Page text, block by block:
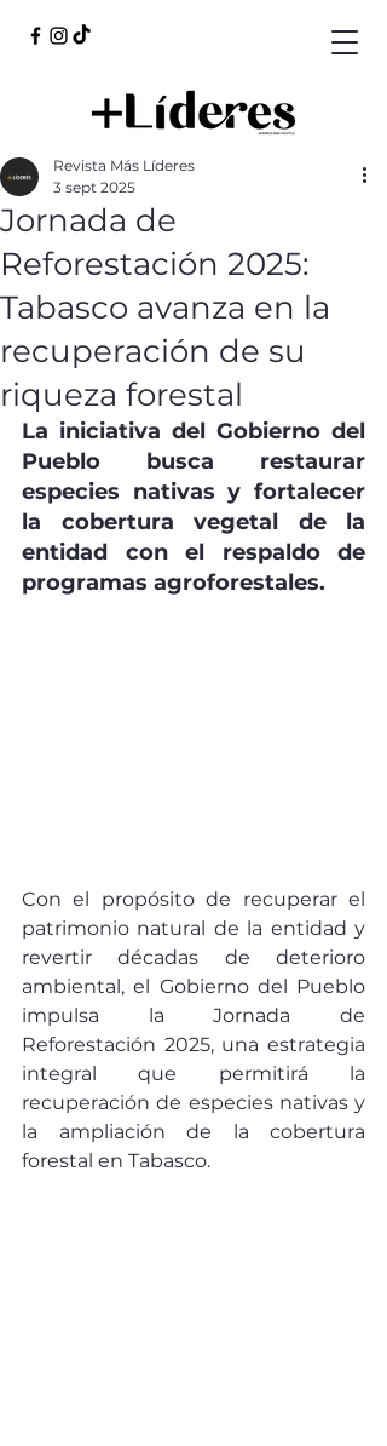
Jornada de
Reforestación 2025:
Tabasco avanza en la
recuperación de su
riqueza forestal
Revista Más Líderes
3 sept 2025
La iniciativa del Gobierno del
Pueblo busca restaurar
especies nativas y fortalecer
la cobertura vegetal de la
entidad con el respaldo de
programas agroforestales.
Con el propósito de recuperar el
patrimonio natural de la entidad y
revertir décadas de deterioro
ambiental, el Gobierno del Pueblo
impulsa la Jornada de
Reforestación 2025, una estrategia
integral que permitirá la
recuperación de especies nativas y
la ampliación de la cobertura
forestal en Tabasco.